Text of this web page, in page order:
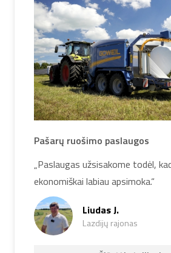
Pašarų ruošimo paslaugos
„Paslaugas užsisakome todėl,
ekonomiškai labiau apsimoka.“
Liudas J.
Lazdijų rajonas